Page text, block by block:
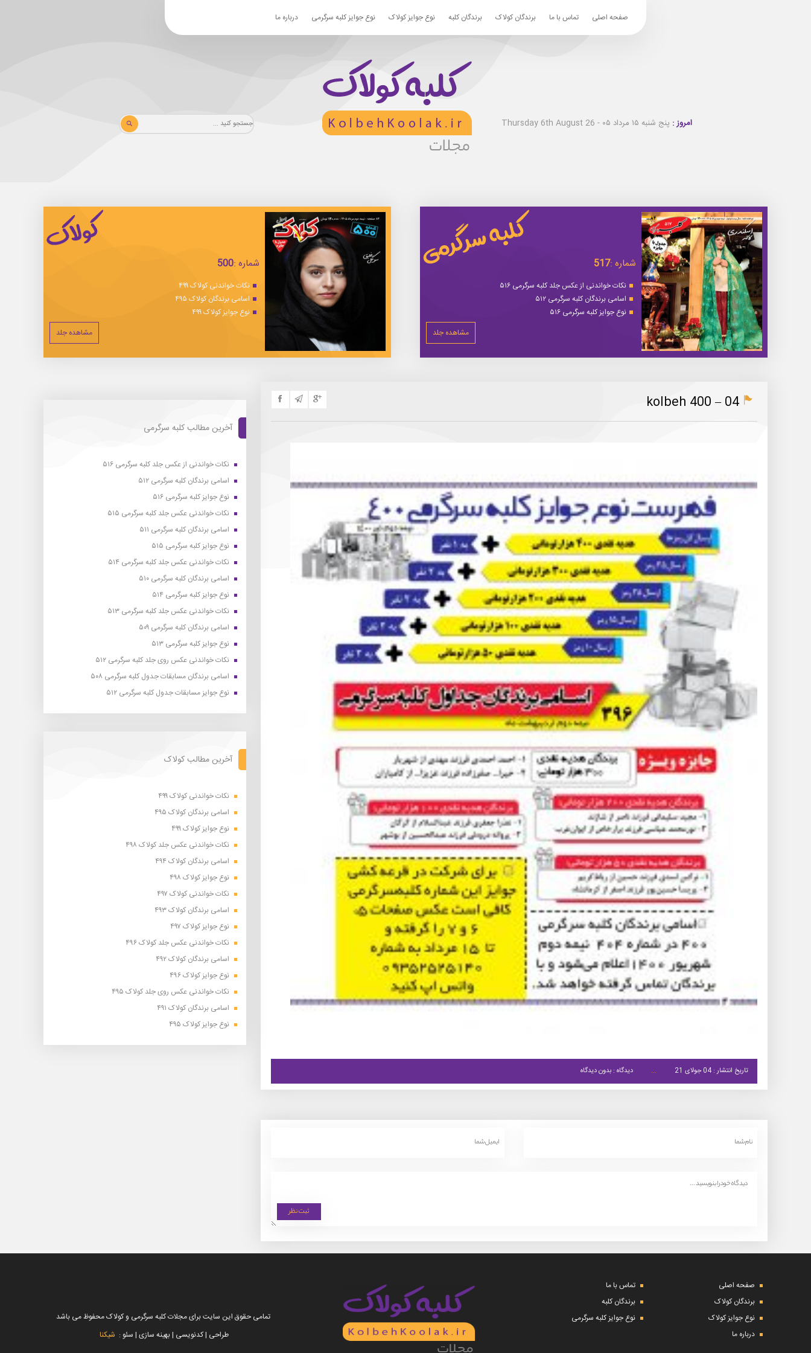
صفحه اصلی تماس با ما برندگان کولاک برندگان کلبه نوع جوایز کولاک نوع جوایز کلبه سرگرمی درباره ما
امروز : پنج شنبه ۱۵ مرداد ۰۵ - Thursday 6th August 26
شماره :517
نکات خواندنی از عکس جلد کلبه سرگرمی ۵۱۶
اسامی برندگان کلبه سرگرمی ۵۱۲
نوع جوایز کلبه سرگرمی ۵۱۶
مشاهده جلد
شماره :500
نکات خواندنی کولاک ۴۹۹
اسامی برندگان کولاک ۴۹۵
نوع جوایز کولاک ۴۹۹
مشاهده جلد
kolbeh 400 – 04
تاریخ انتشار : 04 جولای 21 دیدگاه : بدون دیدگاه
آخرین مطالب کلبه سرگرمی
نکات خواندنی از عکس جلد کلبه سرگرمی ۵۱۶
اسامی برندگان کلبه سرگرمی ۵۱۲
نوع جوایز کلبه سرگرمی ۵۱۶
نکات خواندنی عکس جلد کلبه سرگرمی ۵۱۵
اسامی برندگان کلبه سرگرمی ۵۱۱
نوع جوایز کلبه سرگرمی ۵۱۵
نکات خواندنی عکس جلد کلبه سرگرمی ۵۱۴
اسامی برندگان کلبه سرگرمی ۵۱۰
نوع جوایز کلبه سرگرمی ۵۱۴
نکات خواندنی عکس جلد کلبه سرگرمی ۵۱۳
اسامی برندگان کلبه سرگرمی ۵۰۹
نوع جوایز کلبه سرگرمی ۵۱۳
نکات خواندنی عکس روی جلد کلبه سرگرمی ۵۱۲
اسامی برندگان مسابقات جدول کلبه سرگرمی ۵۰۸
نوع جوایز مسابقات جدول کلبه سرگرمی ۵۱۲
آخرین مطالب کولاک
نکات خواندنی کولاک ۴۹۹
اسامی برندگان کولاک ۴۹۵
نوع جوایز کولاک ۴۹۹
نکات خواندنی عکس جلد کولاک ۴۹۸
اسامی برندگان کولاک ۴۹۴
نوع جوایز کولاک ۴۹۸
نکات خواندنی کولاک ۴۹۷
اسامی برندگان کولاک ۴۹۳
نوع جوایز کولاک ۴۹۷
نکات خواندنی عکس جلد کولاک ۴۹۶
اسامی برندگان کولاک ۴۹۲
نوع جوایز کولاک ۴۹۶
نکات خواندنی عکس روی جلد کولاک ۴۹۵
اسامی برندگان کولاک ۴۹۱
نوع جوایز کولاک ۴۹۵
صفحه اصلی
تماس با ما
برندگان کولاک
برندگان کلبه
نوع جوایز کولاک
نوع جوایز کلبه سرگرمی
درباره ما
تمامی حقوق این سایت برای مجلات کلبه سرگرمی و کولاک محفوظ می باشد
طراحی | کدنویسی | بهینه سازی | سئو : شیکنا